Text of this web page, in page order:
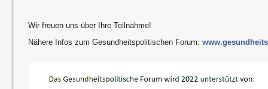
Wir freuen uns über Ihre Teilnahme!
Nähere Infos zum Gesundheitspolitischen Forum: